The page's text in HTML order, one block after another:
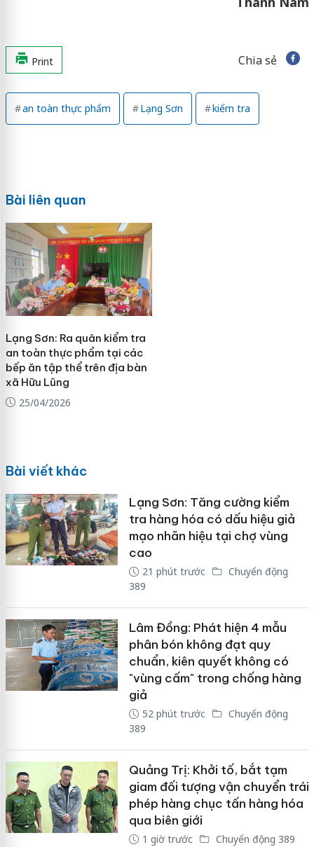
Print Chia sẻ
an toàn thực phẩm Lạng Sơn kiểm tra
Bài liên quan
Lạng Sơn: Ra quân kiểm tra
an toàn thực phẩm tại các
bếp ăn tập thể trên địa bàn
xã Hữu Lũng
25/04/2026
Bài viết khác
Lạng Sơn: Tăng cường kiểm
tra hàng hóa có dấu hiệu giả
mạo nhãn hiệu tại chợ vùng
cao
21 phút trước
Chuyển động
389
Lâm Đồng: Phát hiện 4 mẫu
phân bón không đạt quy
chuẩn, kiên quyết không có
"vùng cấm" trong chống hàng
giả
52 phút trước
Chuyển động
389
Quảng Trị: Khởi tố, bắt tạm
giam đối tượng vận chuyển trái
phép hàng chục tấn hàng hóa
qua biên giới
1 giờ trước Chuyển động 389